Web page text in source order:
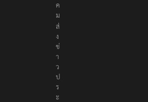
ค
ม
ส่
ง
ข่
า
ว
ป
ร
ะ